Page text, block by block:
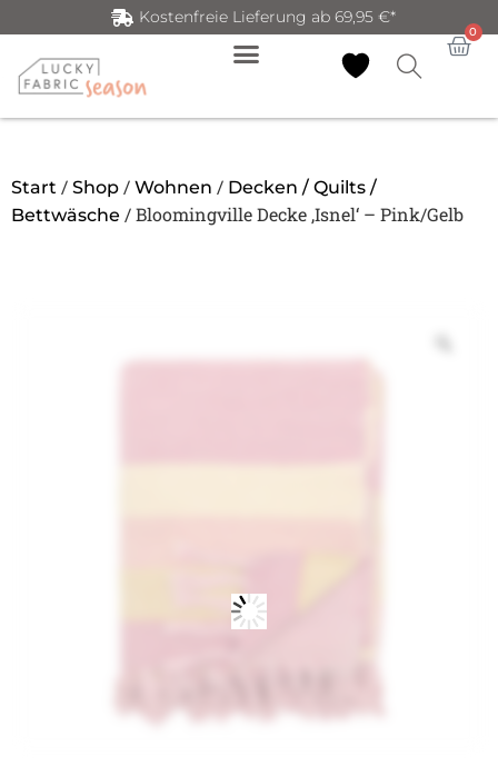
Kostenfreie Lieferung ab 69,95 €*
0
Start / Shop / Wohnen / Decken / Quilts /
Bettwäsche / Bloomingville Decke ‚Isnel‘ – Pink/Gelb